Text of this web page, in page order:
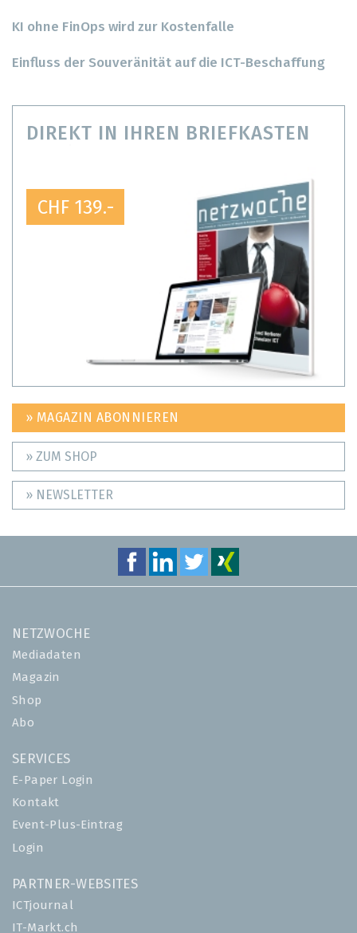
KI ohne FinOps wird zur Kostenfalle
Einfluss der Souveränität auf die ICT-Beschaffung
DIREKT IN IHREN BRIEFKASTEN
CHF 139.-
» MAGAZIN ABONNIEREN
» ZUM SHOP
» NEWSLETTER
NETZWOCHE
Mediadaten
Magazin
Shop
Abo
SERVICES
E-Paper Login
Kontakt
Event-Plus-Eintrag
Login
PARTNER-WEBSITES
ICTjournal
IT-Markt.ch